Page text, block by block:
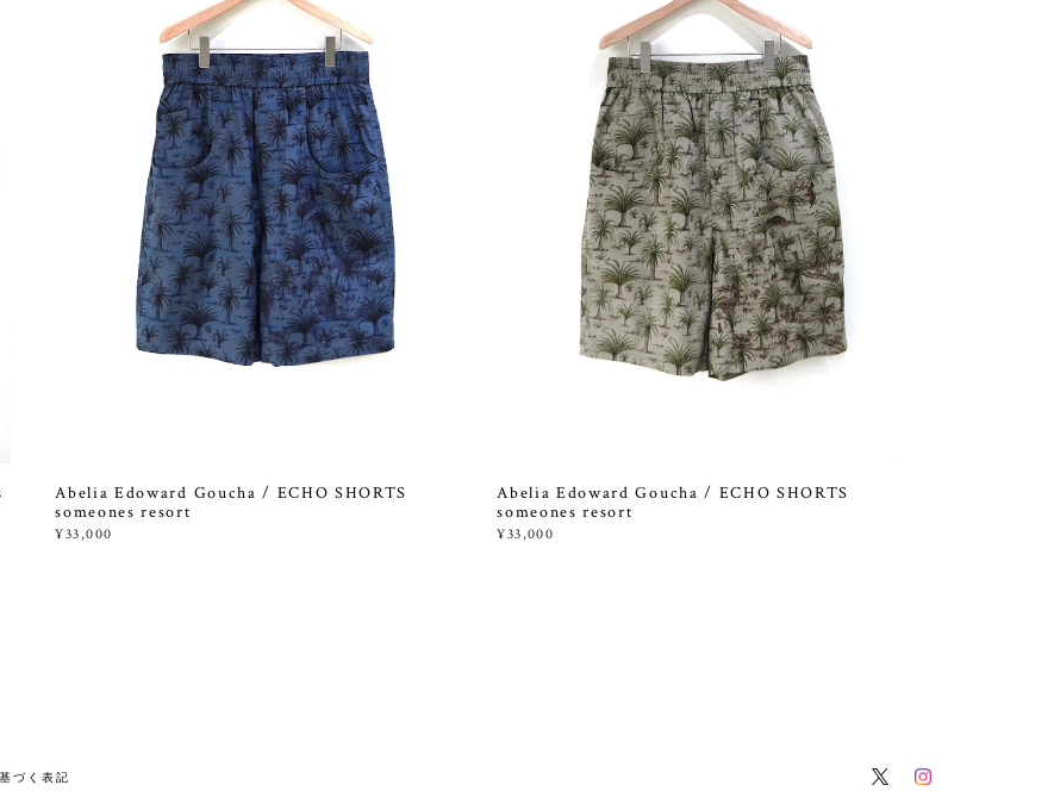
Abelia Edoward Goucha / ECHO SHORTS
someones resort
¥33,000
Abelia Edoward Goucha / ECHO SHORTS
someones resort
¥33,000
づく表記